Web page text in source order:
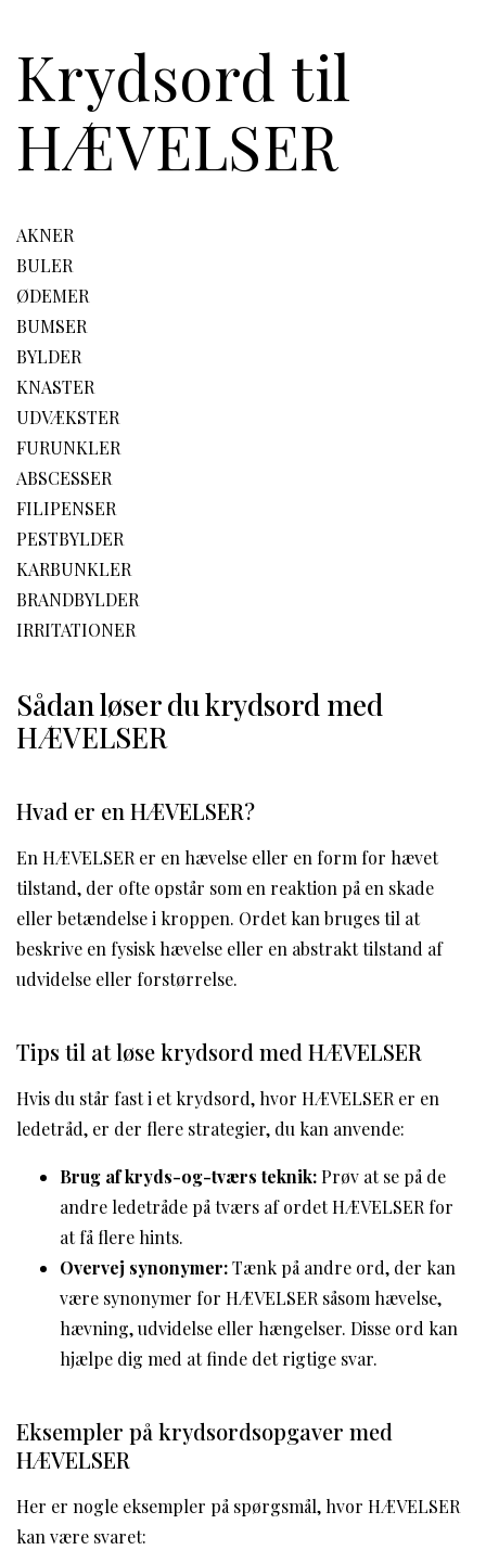
Krydsord til
HÆVELSER
AKNER
BULER
ØDEMER
BUMSER
BYLDER
KNASTER
UDVÆKSTER
FURUNKLER
ABSCESSER
FILIPENSER
PESTBYLDER
KARBUNKLER
BRANDBYLDER
IRRITATIONER
Sådan løser du krydsord med
HÆVELSER
Hvad er en HÆVELSER?
En HÆVELSER er en hævelse eller en form for hævet
tilstand, der ofte opstår som en reaktion på en skade
eller betændelse i kroppen. Ordet kan bruges til at
beskrive en fysisk hævelse eller en abstrakt tilstand af
udvidelse eller forstørrelse.
Tips til at løse krydsord med HÆVELSER
Hvis du står fast i et krydsord, hvor HÆVELSER er en
ledetråd, er der flere strategier, du kan anvende:
Brug af kryds-og-tværs teknik: Prøv at se på de
andre ledetråde på tværs af ordet HÆVELSER for
at få flere hints.
Overvej synonymer:Tænk på andre ord, der kan
være synonymer for HÆVELSER såsom hævelse,
hævning, udvidelse eller hængelser. Disse ord kan
hjælpe dig med at finde det rigtige svar.
Eksempler på krydsordsopgaver med
HÆVELSER
Her er nogle eksempler på spørgsmål, hvor HÆVELSER
kan være svaret: